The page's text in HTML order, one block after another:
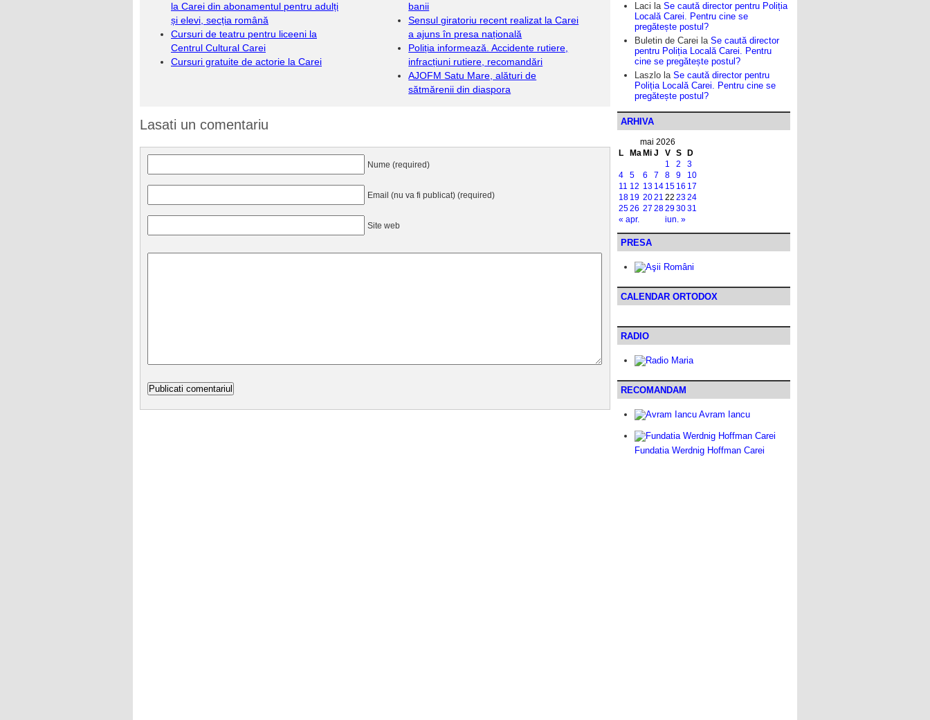
la Carei din abonamentul pentru adulți
și elevi, secția română
Cursuri de teatru pentru liceeni la
Centrul Cultural Carei
Cursuri gratuite de actorie la Carei
banii
Sensul giratoriu recent realizat la Carei
a ajuns în presa națională
Poliția informează. Accidente rutiere,
infracțiuni rutiere, recomandări
AJOFM Satu Mare, alături de
sătmărenii din diaspora
Lasati un comentariu
Nume (required)
Email (nu va fi publicat) (required)
Site web
Laci la Se caută director pentru Poliția
Locală Carei. Pentru cine se
pregătește postul?
Buletin de Carei la Se caută director
pentru Poliția Locală Carei. Pentru
cine se pregătește postul?
Laszlo la Se caută director pentru
Poliția Locală Carei. Pentru cine se
pregătește postul?
ARHIVA
mai 2026
L
Ma Mi J V S D
« apr. iun. »
1 2
3
4
5 6 7 8 9
10
11 12 13 14 15 16 17
18 19 2021 22 2324
2526 27 28293031
PRESA
CALENDAR ORTODOX
RADIO
RECOMANDAM
Avram Iancu
Fundatia Werdnig Hoffman Carei